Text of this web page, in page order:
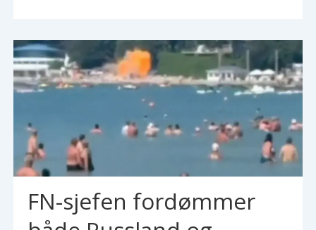
FN-sjefen fordømmer